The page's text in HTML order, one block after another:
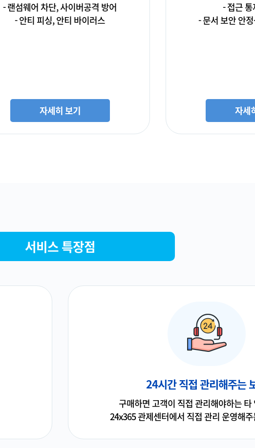
- 랜섬웨어 차단, 사이버공격 방어
- 안티 피싱, 안티 바이러스
자세히 보기
- 접근
- 문서 보안 안
자세
서비스 특장점
24시간 직접 관리해주는
구매하면 고객이 직접 관리해야하는 타
24x365 관제센터에서 직접 관리 운영해